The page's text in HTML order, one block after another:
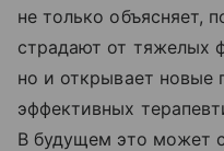
не только объясняет,
страдают от тяжелых
но и открывает новые
эффективных
В будущем это может